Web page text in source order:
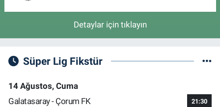
Detaylar için tıklayın
Süper Lig Fikstür
14 Ağustos, Cuma
Galatasaray - Çorum FK
21:30